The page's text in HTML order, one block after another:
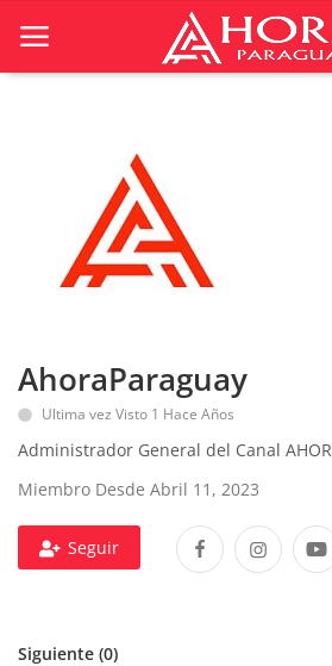
ACTUALIDAD
BELLEZA
Deportes
Espetáculos
Negocios
AhoraParaguay
Ultima vez Visto 1 Hace Años
Administrador General del Canal
Miembro Desde Abril 11, 2023
Seguir
Siguiente (0)